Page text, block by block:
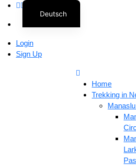
Login
Sign Up
Home
Trekking in
Deutsch